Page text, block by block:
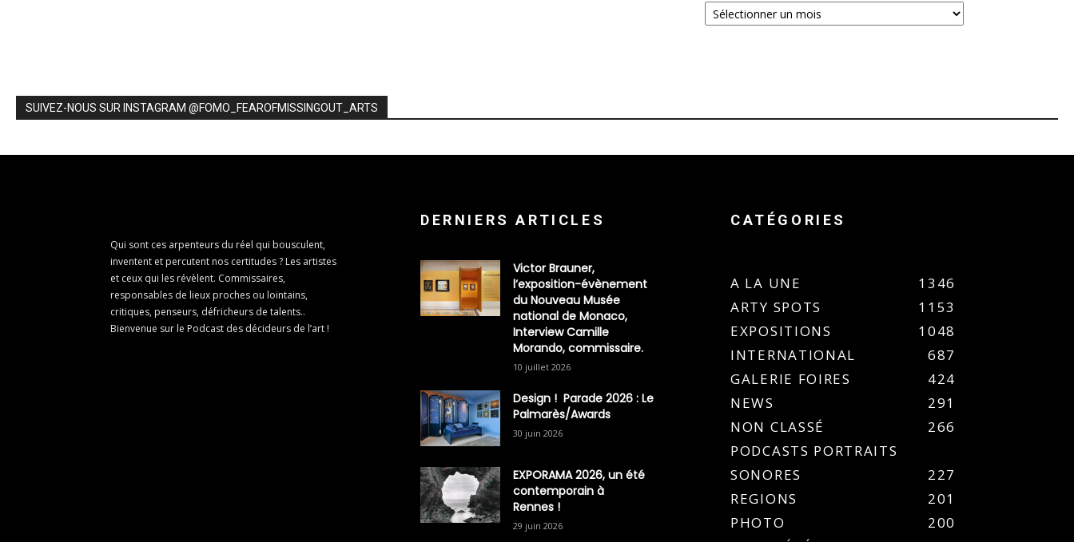
SUIVEZ-NOUS SUR INSTAGRAM @FOMO_FEAROFMISSINGOUT_ARTS
Qui sont ces arpenteurs du réel qui bousculent,
inventent et percutent nos certitudes ? Les artistes
et ceux qui les révèlent. Commissaires,
responsables de lieux proches ou lointains,
critiques, penseurs, défricheurs de talents..
Bienvenue sur le Podcast des décideurs de l’art !
DERNIERS ARTICLES
Victor Brauner,
l’exposition-évènement
du Nouveau Musée
national de Monaco,
Interview Camille
Morando, commissaire.
10 juillet 2026
Design ! Parade 2026 : Le
Palmarès/Awards
30 juin 2026
EXPORAMA 2026, un été
contemporain à
Rennes !
29 juin 2026
CATÉGORIES
A LA UNE
1346
ARTY SPOTS
1153
EXPOSITIONS
1048
INTERNATIONAL
687
GALERIE FOIRES
424
NEWS
291
NON CLASSÉ
266
PODCASTS PORTRAITS
SONORES
227
REGIONS
201
PHOTO
200